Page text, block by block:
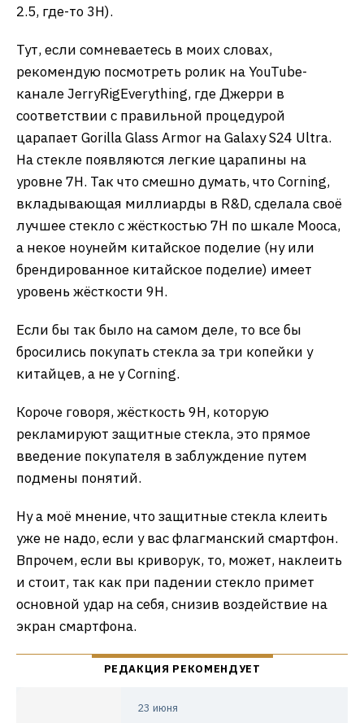
2.5, где-то 3H).
Тут, если сомневаетесь в моих словах,
рекомендую посмотреть ролик на YouTube-
канале JerryRigEverything, где Джерри в
соответствии с правильной процедурой
царапает Gorilla Glass Armor на Galaxy S24 Ultra.
На стекле появляются легкие царапины на
уровне 7H. Так что смешно думать, что Corning,
вкладывающая миллиарды в R&D, сделала своё
лучшее стекло с жёсткостью 7H по шкале Мооса,
а некое ноунейм китайское поделие (ну или
брендированное китайское поделие) имеет
уровень жёсткости 9H.
Если бы так было на самом деле, то все бы
бросились покупать стекла за три копейки у
китайцев, а не у Corning.
Короче говоря, жёсткость 9H, которую
рекламируют защитные стекла, это прямое
введение покупателя в заблуждение путем
подмены понятий.
Ну а моё мнение, что защитные стекла клеить
уже не надо, если у вас флагманский смартфон.
Впрочем, если вы криворук, то, может, наклеить
и стоит, так как при падении стекло примет
основной удар на себя, снизив воздействие на
экран смартфона.
23 июня